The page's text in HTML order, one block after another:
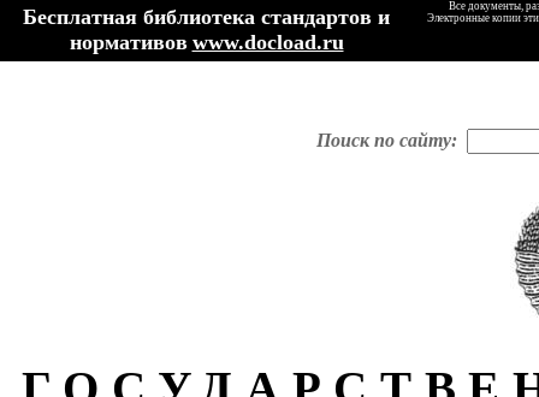
Бесплатная библиотека стандартов и
нормативов www.docload.ru
Все документы,
Электронные копии
Поиск по сайту: